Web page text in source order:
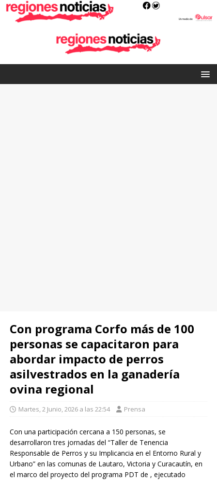
Con programa Corfo más de 100
personas se capacitaron para
abordar impacto de perros
asilvestrados en la ganadería
ovina regional
Martes, 2 Junio, 2026 a las 22:54 Prensa
Con una participación cercana a 150 personas, se
desarrollaron tres jornadas del “Taller de Tenencia
Responsable de Perros y su Implicancia en el Entorno Rural y
Urbano” en las comunas de Lautaro, Victoria y Curacautín, en
el marco del proyecto del programa PDT de , ejecutado